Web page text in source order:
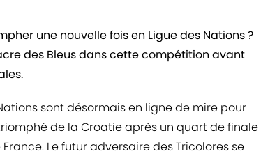
une nouvelle fois en Ligue des Nations ?
des Bleus dans cette compétition avant
sont désormais en ligne de mire pour
de la Croatie après un quart de finale
Le futur adversaire des Tricolores se